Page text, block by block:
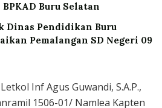
Buru Selatan
Dinas Pendidikan Buru
Pemalangan SD Negeri 09
Inf Agus Guwandi, S.A.P.,
1506-01/ Namlea Kapten